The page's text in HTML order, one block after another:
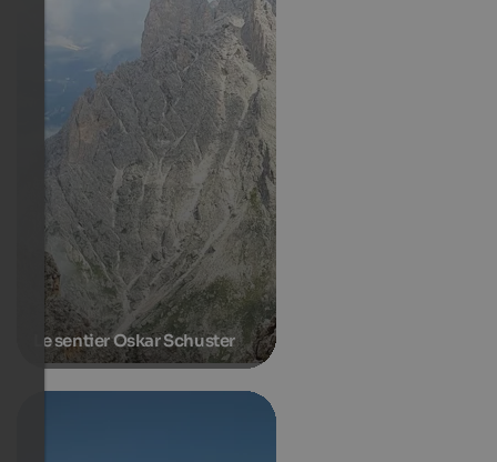
Le sentier Oskar Schuster